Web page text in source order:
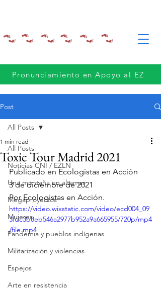
Pronunciamiento en Apoyo al EZ
Post
All Posts
Noticias CNI / EZLN
Una montaña en altamar
Megaproyectos
Mujeres
Pandemia y pueblos indígenas
Militarización y violencias
Espejos
Arte en resistencia
All Posts
Toxic Tour Madrid 2021
1 min read
Publicado en Ecologistas en Acción
3 de diciembre de 2021
Por Ecologistas en Acción.
https://video.wixstatic.com/video/ecd004_09
3fdc3b8eb546a2977b952a9a665955/720p/mp4
/file.mp4